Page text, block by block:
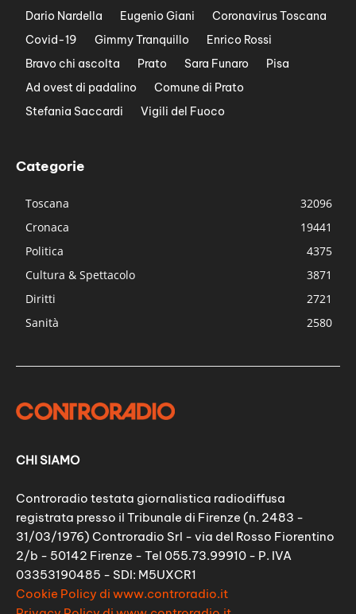
Dario Nardella
Eugenio Giani
Coronavirus Toscana
Covid-19
Gimmy Tranquillo
Enrico Rossi
Bravo chi ascolta
Prato Sara Funaro
Pisa
Ad ovest di padalino
Comune di Prato
Stefania Saccardi
Vigili del Fuoco
Categorie
Toscana
32096
Cronaca
19441
Politica
4375
Cultura & Spettacolo
3871
Diritti
2721
Sanità
2580
CHI SIAMO
Controradio testata giornalistica radiodiffusa
registrata presso il Tribunale di Firenze (n. 2483 -
31/03/1976) Controradio Srl - via del Rosso Fiorentino
2/b - 50142 Firenze - Tel 055.73.99910 - P. IVA
03353190485 - SDI: M5UXCR1
Cookie Policy di www.controradio.it